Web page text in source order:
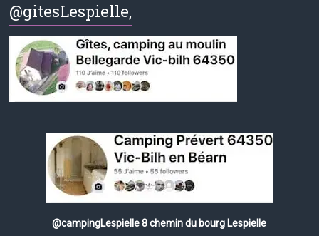
@gitesLespielle,
@campingLespielle 8 chemin du bourg Lespielle